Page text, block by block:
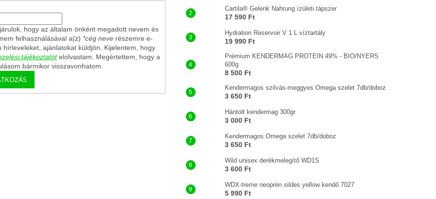
hogy az általam önként megadott nevem és
felhasználásával a(z) *cég neverészemre e-
hírleveleket, ajánlatokat küldjön. Kijelentem, hogy
tájékoztatót elolvastam. Megértettem, hogy a
bármikor visszavonhatom.
Cartila® Gelenk Nahrung ízületi tápszer
17 590 Ft
Hydration Reservoir V 1 L víztartály
19 990 Ft
Prémium KENDERMAG PROTEIN 49% - BIO/NYERS
600g
8 500 Ft
Kendermagos szilvás-meggyes Omega szelet 7db/doboz
3 650 Ft
Hántolt kendermag 300gr
3 000 Ft
Kendermagos Omega szelet 7db/doboz
3 650 Ft
Wild unisex derékmelegítő WD1S
3 600 Ft
WDX-treme neoprén sildes yellow kendő 7027
5 990 Ft